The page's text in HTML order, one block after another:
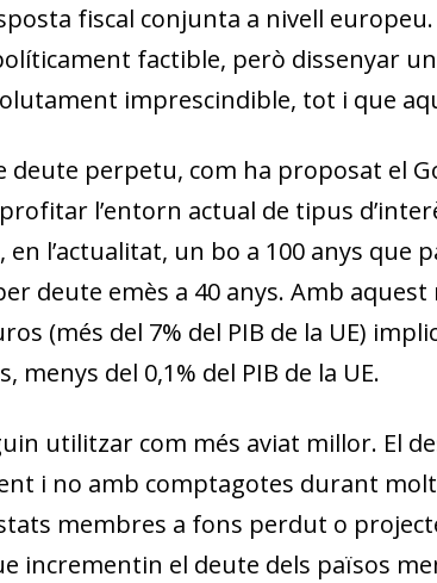
fiscal conjunta a nivell
factible, però dissenyar
imprescindible, tot i que
deute perpetu, com ha proposat el
l’entorn actual de tipus
l’actualitat, un bo a 100 anys que
per deute emès a 40 anys. Amb
(més del 7% del PIB de la UE)
menys del 0,1% del PIB de la UE.
utilitzar com més aviat millor. El
i no amb comptagotes durant
membres a fons perdut o
incrementin el deute dels països